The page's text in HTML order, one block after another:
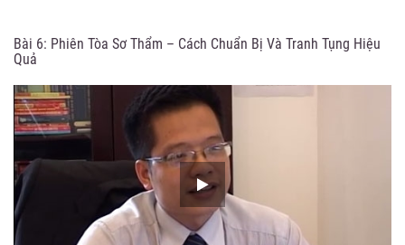
Bài 6: Phiên Tòa Sơ Thẩm – Cách Chuẩn Bị Và Tranh Tụng Hiệu
Quả